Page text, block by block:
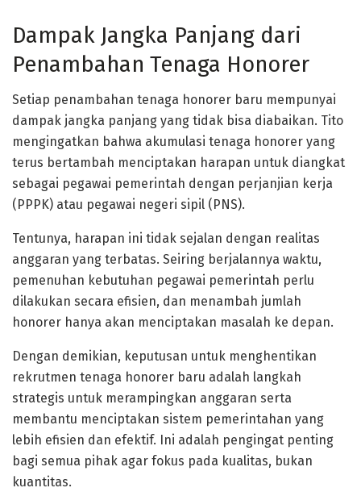
Dampak Jangka Panjang dari
Penambahan Tenaga Honorer
Setiap penambahan tenaga honorer baru mempunyai
dampak jangka panjang yang tidak bisa diabaikan. Tito
mengingatkan bahwa akumulasi tenaga honorer yang
terus bertambah menciptakan harapan untuk diangkat
sebagai pegawai pemerintah dengan perjanjian kerja
(PPPK) atau pegawai negeri sipil (PNS).
Tentunya, harapan ini tidak sejalan dengan realitas
anggaran yang terbatas. Seiring berjalannya waktu,
pemenuhan kebutuhan pegawai pemerintah perlu
dilakukan secara efisien, dan menambah jumlah
honorer hanya akan menciptakan masalah ke depan.
Dengan demikian, keputusan untuk menghentikan
rekrutmen tenaga honorer baru adalah langkah
strategis untuk merampingkan anggaran serta
membantu menciptakan sistem pemerintahan yang
lebih efisien dan efektif. Ini adalah pengingat penting
bagi semua pihak agar fokus pada kualitas, bukan
kuantitas.